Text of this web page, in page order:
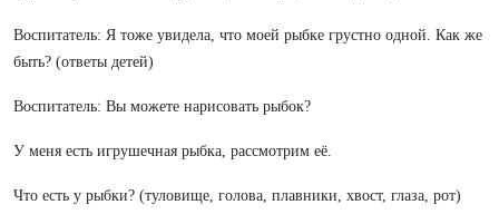
Воспитатель: Я тоже увидела, что моей рыбке грустно одной. Как же
быть? (ответы детей)
Воспитатель: Вы можете нарисовать рыбок?
У меня есть игрушечная рыбка, рассмотрим её.
Что есть у рыбки? (туловище, голова, плавники, хвост, глаза, рот)